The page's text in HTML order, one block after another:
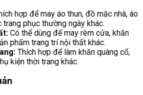
hợp để may áo thun, đồ mặc nhà, áo
trang phục thường ngày khác.
Có thể dùng để may rèm cửa, khăn
phẩm trang trí nội thất khác.
Thích hợp để làm khăn quàng cổ,
kiện thời trang khác.